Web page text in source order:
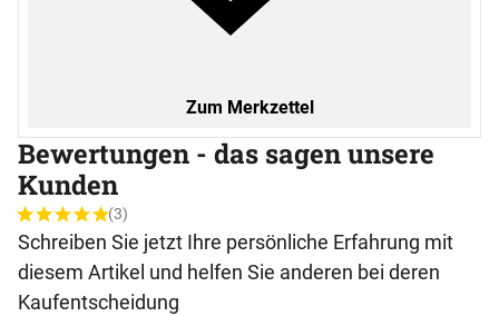
Zum Merkzettel
Bewertungen - das sagen unsere
Kunden
Bewertung: 5 von 5 (3 Bewertungen)
3 Bewertungen
(3)
Schreiben Sie jetzt Ihre persönliche Erfahrung mit
diesem Artikel und helfen Sie anderen bei deren
Kaufentscheidung